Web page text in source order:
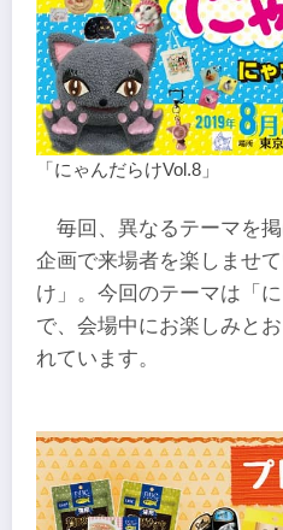
「にゃんだらけVol.8」
毎回、異なるテーマを
企画で来場者を楽しませ
け」。今回のテーマは「
で、会場中にお楽しみと
れています。